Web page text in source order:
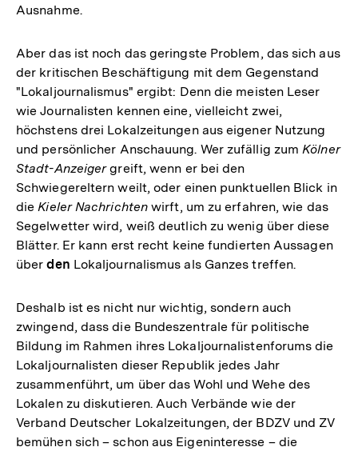
Ausnahme.
Aber das ist noch das geringste Problem, das sich aus
der kritischen Beschäftigung mit dem Gegenstand
"Lokaljournalismus" ergibt: Denn die meisten Leser
wie Journalisten kennen eine, vielleicht zwei,
höchstens drei Lokalzeitungen aus eigener Nutzung
und persönlicher Anschauung. Wer zufällig zumKölner
Stadt-Anzeigergreift, wenn er bei den
Schwiegereltern weilt, oder einen punktuellen Blick in
dieKieler Nachrichten wirft, um zu erfahren, wie das
Segelwetter wird, weiß deutlich zu wenig über diese
Blätter. Er kann erst recht keine fundierten Aussagen
überden Lokaljournalismus als Ganzes treffen.
Deshalb ist es nicht nur wichtig, sondern auch
zwingend, dass die Bundeszentrale für politische
Bildung im Rahmen ihres Lokaljournalistenforums die
Lokaljournalisten dieser Republik jedes Jahr
zusammenführt, um über das Wohl und Wehe des
Lokalen zu diskutieren. Auch Verbände wie der
Verband Deutscher Lokalzeitungen, der BDZV und ZV
bemühen sich – schon aus Eigeninteresse – die